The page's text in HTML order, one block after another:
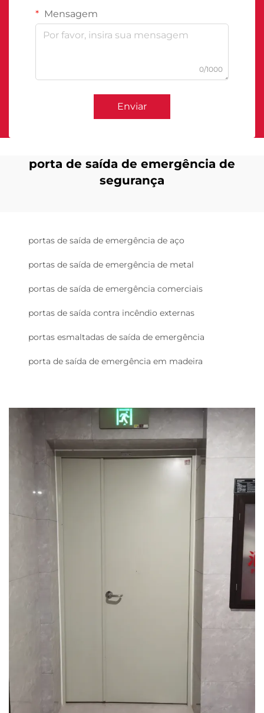
Mensagem
0/1000
Enviar
porta de saída de emergência de
segurança
portas de saída de emergência de aço
portas de saída de emergência de metal
portas de saída de emergência comerciais
portas de saída contra incêndio externas
portas esmaltadas de saída de emergência
porta de saída de emergência em madeira